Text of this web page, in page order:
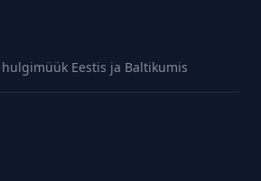
hulgimüük Eestis ja Baltikumis